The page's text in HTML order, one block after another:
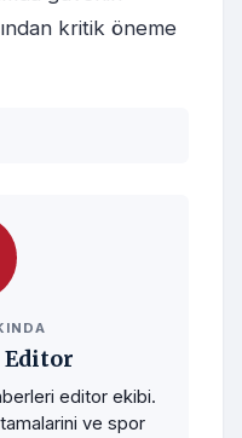
kritik öneme
Editor
editor ekibi.
ve spor